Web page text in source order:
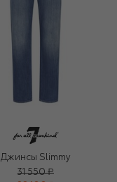
Джинсы Slimmy
31 550 ₽